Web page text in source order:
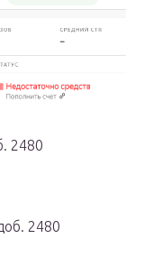
2480
2480